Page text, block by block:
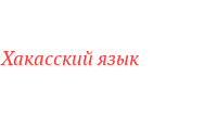
Хакасский язык